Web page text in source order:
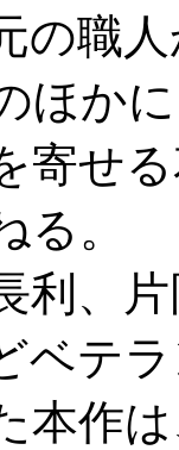
の職
ほか
寄せ
る。
利、
ベテ
本作